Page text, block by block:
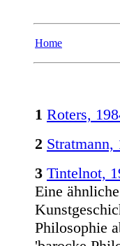
Home
1 Roters,
2 Stratmann,
3 Tintelnot,
Eine
Philosophie